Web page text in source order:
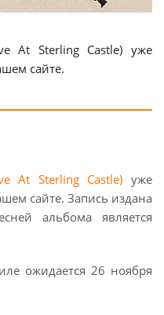
At Sterling Castle) уже
сайте.
At Sterling Castle) уже
сайте. Запись издана
альбома является
ожидается 26 ноября